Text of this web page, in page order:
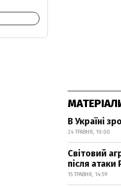
В Україні
24 ТРАВНЯ, 10:00
Світовий
після
15 ТРАВНЯ, 14:59